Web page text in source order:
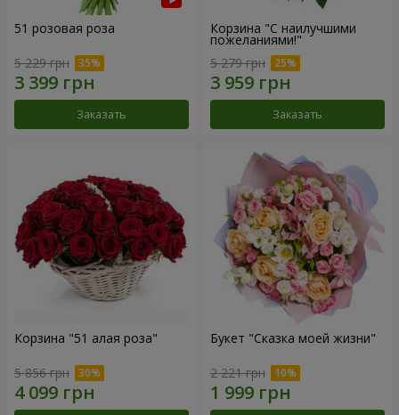
51 розовая роза
5 229 грн
Заказать
Корзина "С наилучшими
пожеланиями!"
5 279 грн
Заказать
Корзина "51 алая роза"
5 856 грн
Букет "Сказка моей жизни"
2 221 грн